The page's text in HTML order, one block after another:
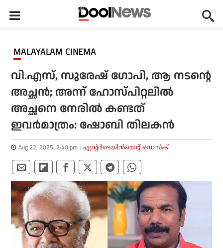
MALAYALAM CINEMA
വി.എസ്, സുരേഷ് ഗോപി, ആ നടന്റെ
അച്ഛന്‍; അന്ന് ഹോസ്പിറ്റലില്‍
അച്ഛനെ നേരില്‍ കണ്ടത്
ഇവര്‍മാത്രം: ഷോബി തിലകന്‍
Aug 22, 2025, 2:40 pm എന്റര്‍ടെയിന്‍മെന്റ് ഡെസ്‌ക്